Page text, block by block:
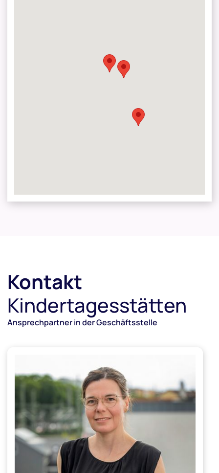
Kontakt
Kindertagesstätten
Ansprechpartner in der Geschäftsstelle